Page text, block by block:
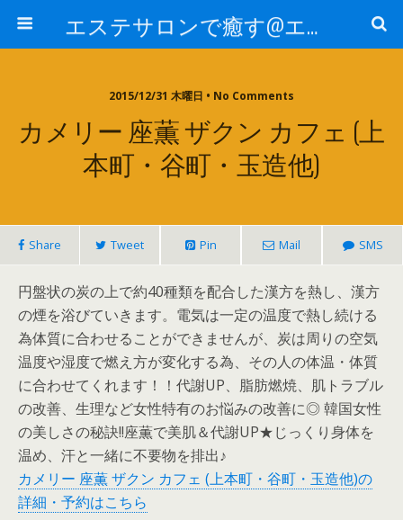
エステサロンで癒す@エステ～全国エステ情報
2015/12/31 木曜日 • No Comments
カメリー 座薫 ザクン カフェ (上
本町・谷町・玉造他)
Share Tweet Pin Mail SMS
円盤状の炭の上で約40種類を配合した漢方を熱し、漢方
の煙を浴びていきます。電気は一定の温度で熱し続ける
為体質に合わせることができませんが、炭は周りの空気
温度や湿度で燃え方が変化する為、その人の体温・体質
に合わせてくれます！！代謝UP、脂肪燃焼、肌トラブル
の改善、生理など女性特有のお悩みの改善に◎ 韓国女性
の美しさの秘訣!!座薫で美肌＆代謝UP★じっくり身体を
温め、汗と一緒に不要物を排出♪
カメリー 座薫 ザクン カフェ (上本町・谷町・玉造他)の
詳細・予約はこちら